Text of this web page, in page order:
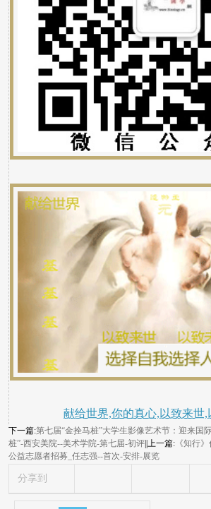
献给世界,你的真心,以致来世,
下一篇:第七届“金拴马桩”大学生影像艺术节：迎来国
桩”-西安美院--美术学院-第七届-初评 ||上一篇: 《知行
公益志愿者招募_​任志强--首次-安排-展览
分享到